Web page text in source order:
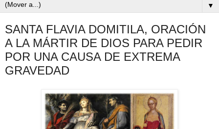
▼
SANTA FLAVIA DOMITILA, ORACIÓN
A LA MÁRTIR DE DIOS PARA PEDIR
POR UNA CAUSA DE EXTREMA
GRAVEDAD